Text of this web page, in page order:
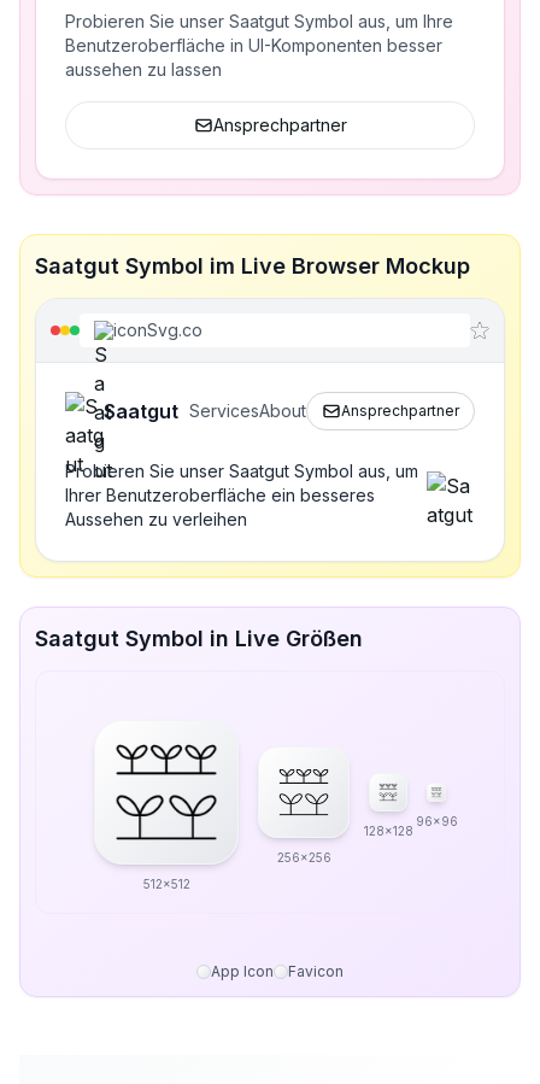
Probieren Sie unser Saatgut Symbol aus, um Ihre
Benutzeroberfläche in UI-Komponenten besser
aussehen zu lassen
Ansprechpartner
Saatgut Symbol im Live Browser Mockup
iconSvg.co
Saatgut ServicesAbout Ansprechpartner
Probieren Sie unser Saatgut Symbol aus, um
Ihrer Benutzeroberfläche ein besseres
Aussehen zu verleihen
Saatgut Symbol in Live Größen
512x512
256x256
128x128
96x96
App Icon Favicon